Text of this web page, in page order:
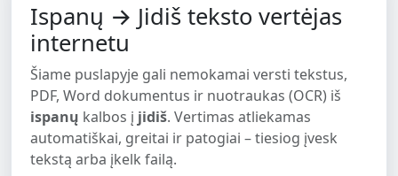
Ispanų → Jidiš teksto vertėjas
internetu
Šiame puslapyje gali nemokamai versti tekstus,
PDF, Word dokumentus ir nuotraukas (OCR) iš
ispanų kalbos į jidiš. Vertimas atliekamas
automatiškai, greitai ir patogiai – tiesiog įvesk
tekstą arba įkelk failą.